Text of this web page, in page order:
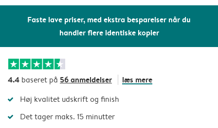
Faste lave priser, med ekstra besparelser når du
handler flere identiske kopier
4.4 baseret på 56 anmeldelser læs mere
Høj kvalitet udskrift og finish
Det tager maks. 15 minutter